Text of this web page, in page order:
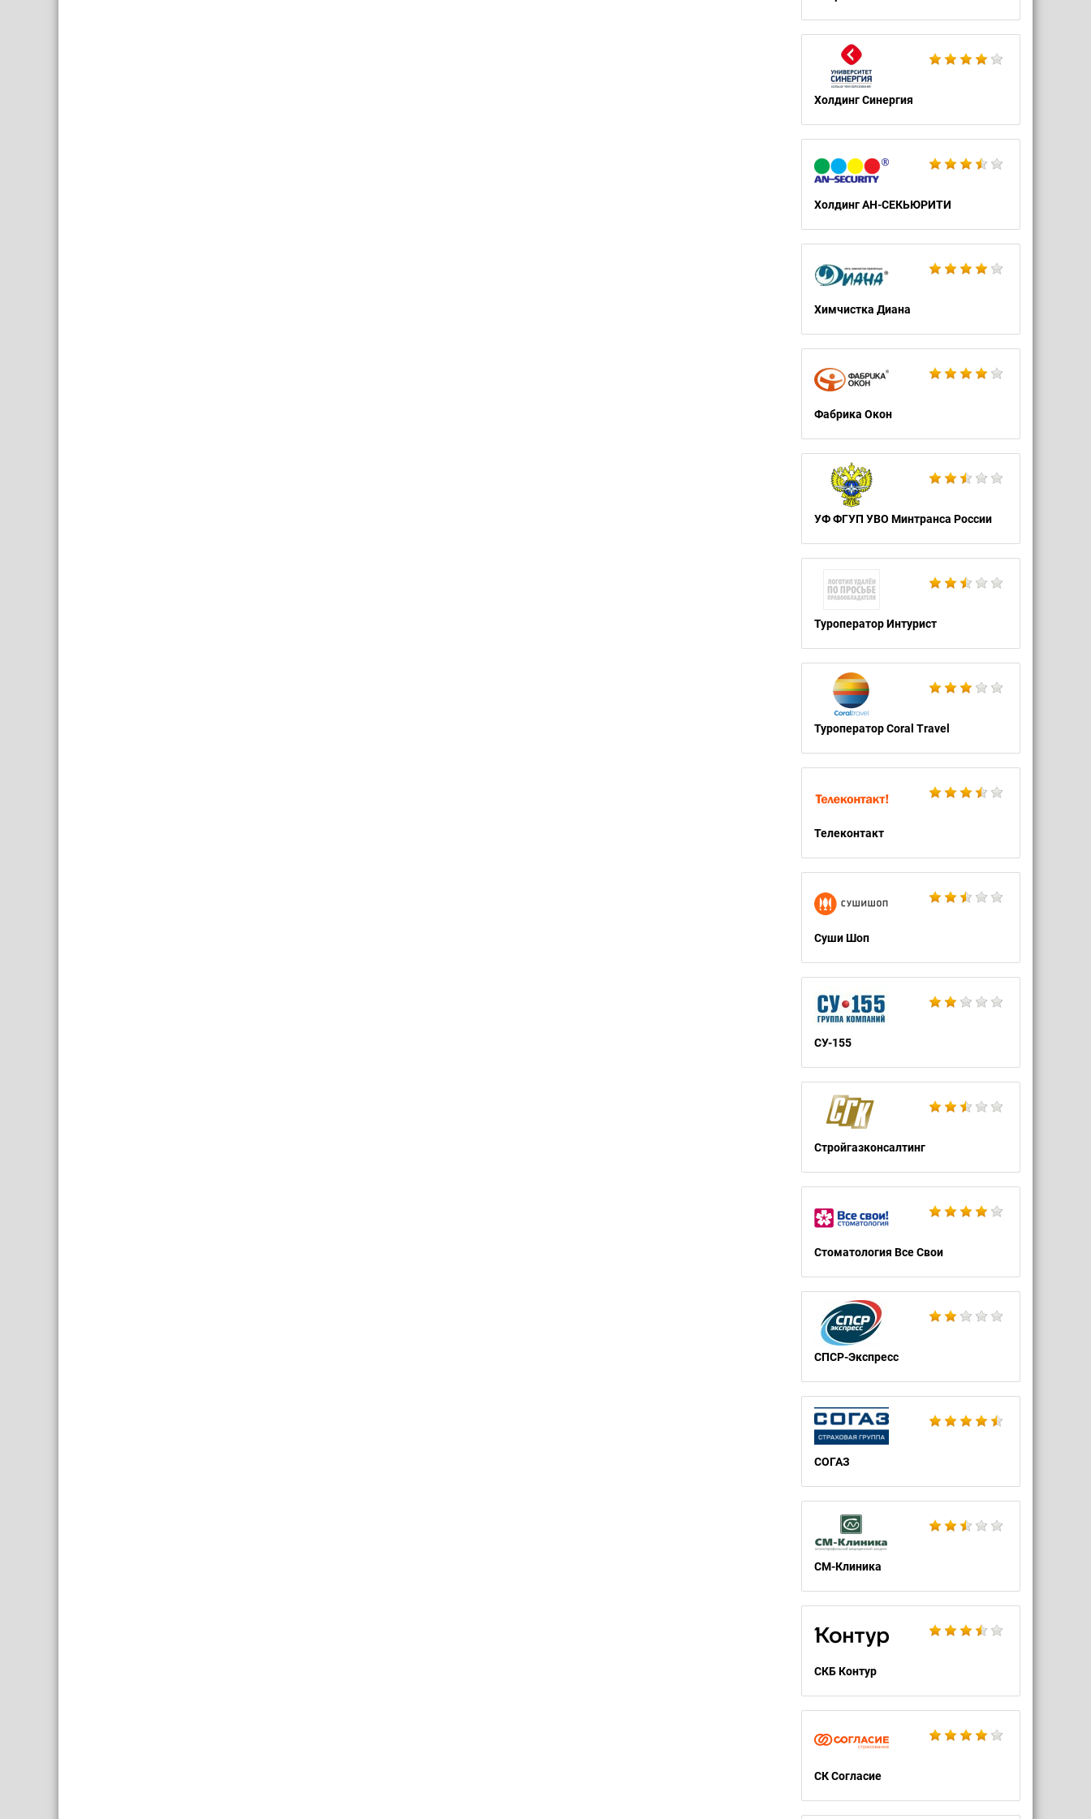
Холдинг Синергия
Холдинг АН-СЕКЬЮРИТИ
Химчистка Диана
Фабрика Окон
УФ ФГУП УВО Минтранса России
Туроператор Интурист
Туроператор Coral Travel
Телеконтакт
Суши Шоп
СУ-155
Стройгазконсалтинг
Стоматология Все Свои
СПСР-Экспресс
СОГАЗ
СМ-Клиника
СКБ Контур
СК Согласие